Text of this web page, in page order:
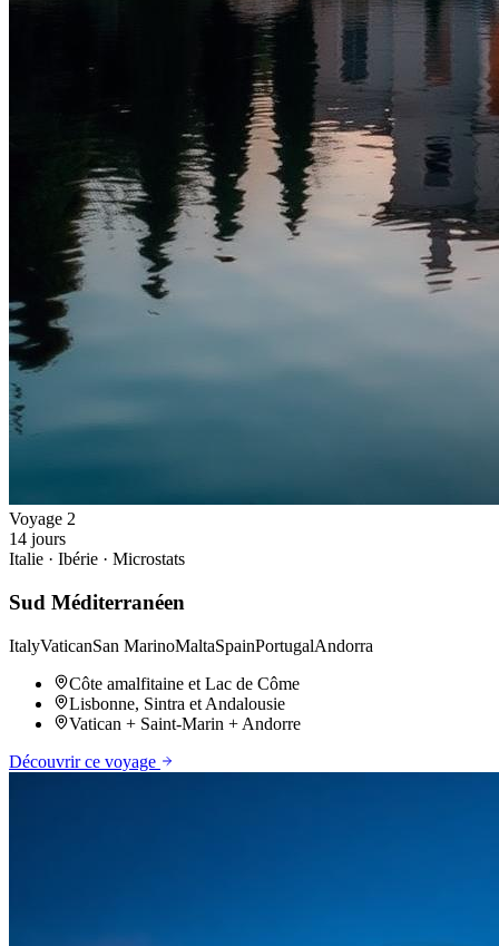
Voyage 2
14 jours
Italie · Ibérie · Microstats
Sud Méditerranéen
ItalyVaticanSan MarinoMaltaSpainPortugalAndorra
Côte amalfitaine et Lac de Côme
Lisbonne, Sintra et Andalousie
Vatican + Saint-Marin + Andorre
Découvrir ce voyage